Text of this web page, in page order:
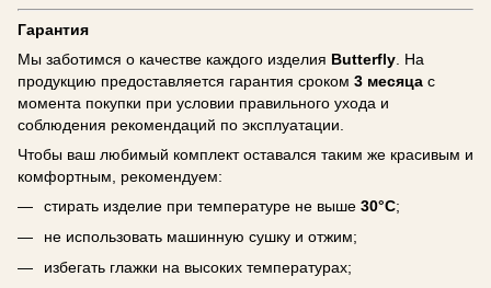
Гарантия
Мы заботимся о качестве каждого изделия Butterfly . На
продукцию предоставляется гарантия сроком 3 месяца с
момента покупки при условии правильного ухода и
соблюдения рекомендаций по эксплуатации.
Чтобы ваш любимый комплект оставался таким же красивым и
комфортным, рекомендуем:
стирать изделие при температуре не выше 30°C;
не использовать машинную сушку и отжим;
избегать глажки на высоких температурах;